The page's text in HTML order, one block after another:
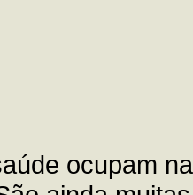
ocupam